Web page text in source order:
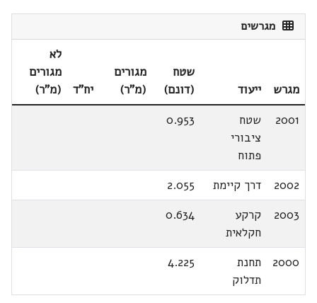
מגרשים
מגרש ייעוד
שטח
(דונם)
מגורים
(מ"ר)
יח"ד
לא
מגורים
(מ"ר)
2001
שטח
ציבורי
פתוח
0.953
2002 דרך קיימת
2.055
2003
קרקע
חקלאית
0.634
2000
תחנת
תדלוק
4.225